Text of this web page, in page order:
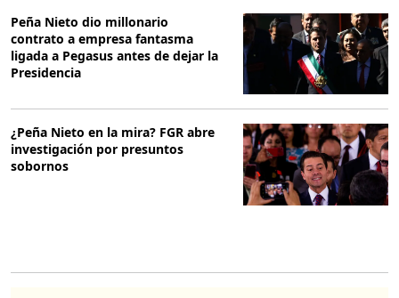
Peña Nieto dio millonario
contrato a empresa fantasma
ligada a Pegasus antes de dejar la
Presidencia
¿Peña Nieto en la mira? FGR abre
investigación por presuntos
sobornos